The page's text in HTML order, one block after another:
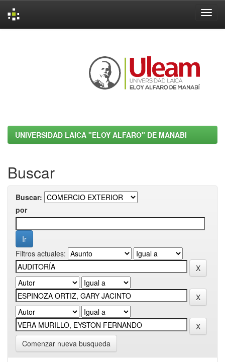
UNIVERSIDAD LAICA "ELOY ALFARO" DE MANABI
Buscar
Buscar:
por
Filtros actuales:
Comenzar nueva busqueda